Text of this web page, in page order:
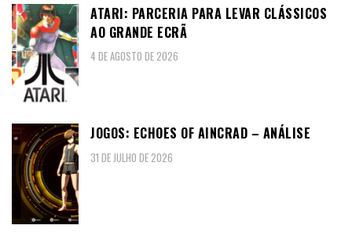
ATARI: PARCERIA PARA LEVAR CLÁSSICOS
AO GRANDE ECRÃ
4 DE AGOSTO DE 2026
JOGOS: ECHOES OF AINCRAD – ANÁLISE
31 DE JULHO DE 2026